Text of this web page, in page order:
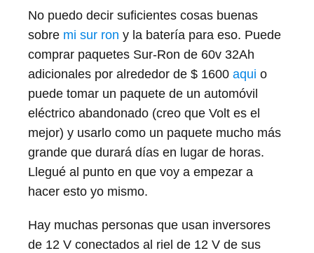
No puedo decir suficientes cosas buenas
sobre mi sur ron y la batería para eso. Puede
comprar paquetes Sur-Ron de 60v 32Ah
adicionales por alrededor de $ 1600 aqui o
puede tomar un paquete de un automóvil
eléctrico abandonado (creo que Volt es el
mejor) y usarlo como un paquete mucho más
grande que durará días en lugar de horas.
Llegué al punto en que voy a empezar a
hacer esto yo mismo.
Hay muchas personas que usan inversores
de 12 V conectados al riel de 12 V de sus